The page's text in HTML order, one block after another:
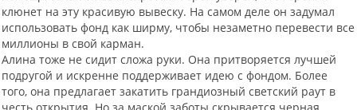
клюнет на эту красивую вывеску. На самом деле он задумал
использовать фонд как ширму, чтобы незаметно перевести все
миллионы в свой карман.
Алина тоже не сидит сложа руки. Она притворяется лучшей
подругой и искренне поддерживает идею с фондом. Более
того, она предлагает закатить грандиозный светский раут в